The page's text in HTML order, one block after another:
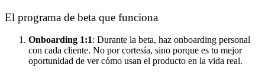
El programa de beta que funciona
Onboarding 1:1: Durante la beta, haz onboarding personal
con cada cliente. No por cortesía, sino porque es tu mejor
oportunidad de ver cómo usan el producto en la vida real.